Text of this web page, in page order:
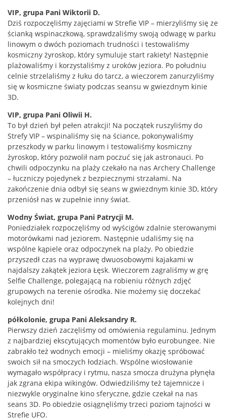
VIP, grupa Pani Wiktorii D.
Dziś rozpoczęliśmy zajęciami w Strefie VIP – mierzyliśmy się ze
ścianką wspinaczkową, sprawdzaliśmy swoją odwagę w parku
linowym o dwóch poziomach trudności i testowaliśmy
kosmiczny żyroskop, który symuluje start rakiety! Następnie
plażowaliśmy i korzystaliśmy z uroków jeziora. Po południu
celnie strzelaliśmy z łuku do tarcz, a wieczorem zanurzyliśmy
się w kosmiczne światy podczas seansu w gwiezdnym kinie
3D.
VIP, grupa Pani Oliwii H.
To był dzień był pełen atrakcji! Na początek ruszyliśmy do
Strefy VIP – wspinaliśmy się na ściance, pokonywaliśmy
przeszkody w parku linowym i testowaliśmy kosmiczny
żyroskop, który pozwolił nam poczuć się jak astronauci. Po
chwili odpoczynku na plaży czekało na nas Archery Challenge
– łuczniczy pojedynek z bezpiecznymi strzałami. Na
zakończenie dnia odbył się seans w gwiezdnym kinie 3D, który
przeniósł nas w zupełnie inny świat.
Wodny Świat, grupa Pani Patrycji M.
Poniedziałek rozpoczęliśmy od wyścigów zdalnie sterowanymi
motorówkami nad jeziorem. Następnie udaliśmy się na
wspólne kąpiele oraz odpoczynek na plaży. Po obiedzie
przyszedł czas na wyprawę dwuosobowymi kajakami w
najdalszy zakątek jeziora Łęsk. Wieczorem zagraliśmy w grę
Selfie Challenge, polegającą na robieniu różnych zdjęć
grupowych na terenie ośrodka. Nie możemy się doczekać
kolejnych dni!
półkolonie, grupa Pani Aleksandry R.
Pierwszy dzień zaczęliśmy od omówienia regulaminu. Jednym
z najbardziej ekscytujących momentów było eurobungee. Nie
zabrakło też wodnych emocji – mieliśmy okazję spróbować
swoich sił na smoczych łodziach. Wspólne wiosłowanie
wymagało współpracy i rytmu, nasza smocza drużyna płynęła
jak zgrana ekipa wikingów. Odwiedziliśmy też tajemnicze i
niezwykle oryginalne kino sferyczne, gdzie czekał na nas
seans 3D. Po obiedzie osiągnęliśmy trzeci poziom tajności w
Strefie UFO.